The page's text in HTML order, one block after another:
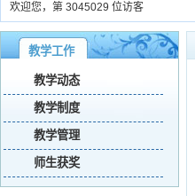
欢迎您，第 3045029 位访客
教学工作
教学动态
教学制度
教学管理
师生获奖